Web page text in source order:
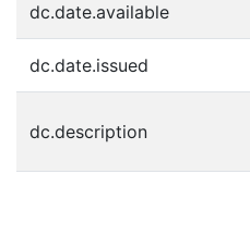
dc.date.available
dc.date.issued
dc.description